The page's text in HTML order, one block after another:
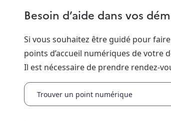
Besoin d’aide dans vos
Si vous souhaitez être guidé pour
points d’accueil numériques de votre
Il est nécessaire de prendre rendez-
Trouver un point numérique